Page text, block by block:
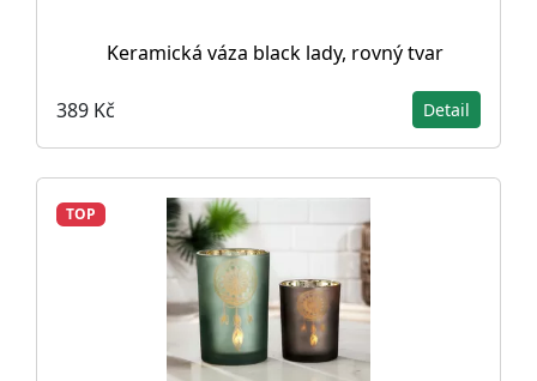
Keramická váza black lady, rovný tvar
389 Kč Detail
TOP